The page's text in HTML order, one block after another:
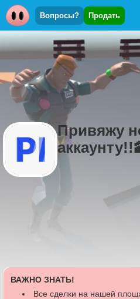
Вопросы? Продать
Привяжу
ВАЖНО ЗНАТЬ!
Все сделки на нашей